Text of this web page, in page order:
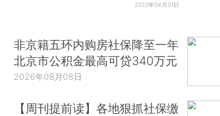
2022年04月01日
非京籍五环内购房社保降至一年
北京市公积金最高可贷340万元
2026年08月08日
【周刊提前读】各地狠抓社保缴